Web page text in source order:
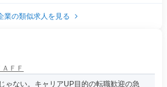
業の類似求人を見る
ＦＦ
ゃない。キャリアUP目的の転職歓迎の急